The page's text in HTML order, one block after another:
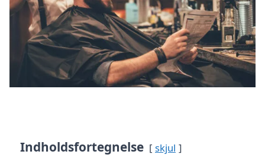
Indholdsfortegnelse skjul